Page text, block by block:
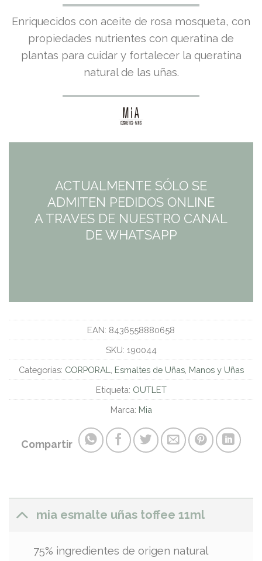
El
precio
original
era:
7,95€.
El
precio
actual
es:
7,95€.
Enriquecidos con aceite de rosa mosqueta, con
propiedades nutrientes con queratina de
plantas para cuidar y fortalecer la queratina
natural de las uñas.
ACTUALMENTE SÓLO SE
ADMITEN PEDIDOS ONLINE
A TRAVES DE NUESTRO CANAL
DE WHATSAPP
EAN: 8436558880658
SKU: 190044
Categorías: CORPORAL Esmaltes de Uñas, Manos y Uñas
Etiqueta: OUTLET
Marca: Mia
Compartir
mia esmalte uñas toffee 11ml
75% ingredientes de origen natural